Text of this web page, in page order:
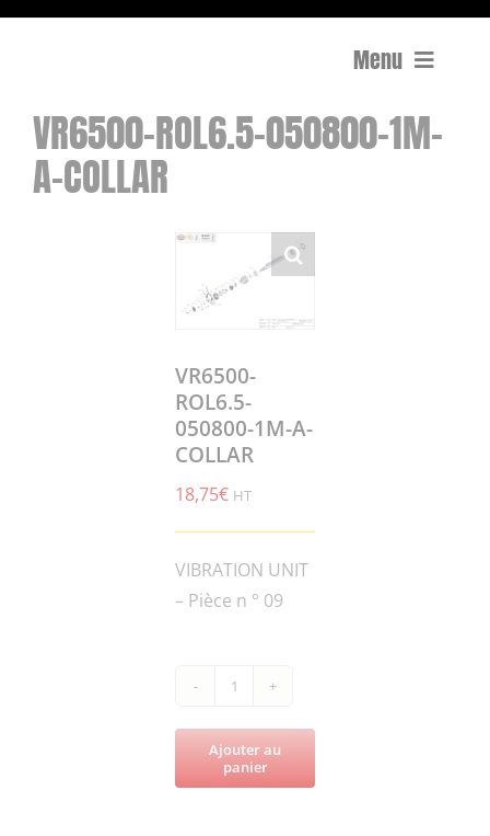
Menu
Compactage
Équipements de chantier
Surfaçage et rectification des sols
VR6500-ROL6.5-050800-1M-
A-COLLAR
VR6500-
ROL6.5-
050800-1M-A-
COLLAR
18,75€ HT
VIBRATION UNIT
– Pièce n ° 09
de
VR6500-
ROL6.5-
Ajouter au
panier